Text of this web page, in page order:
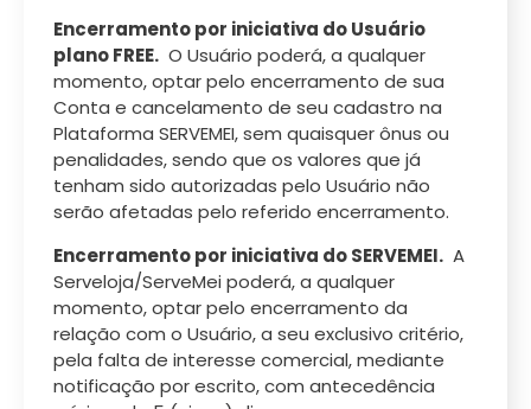
Encerramento por iniciativa do Usuário
plano FREE. O Usuário poderá, a qualquer
momento, optar pelo encerramento de sua
Conta e cancelamento de seu cadastro na
Plataforma SERVEMEI, sem quaisquer ônus ou
penalidades, sendo que os valores que já
tenham sido autorizadas pelo Usuário não
serão afetadas pelo referido encerramento.
Encerramento por iniciativa do SERVEMEI. A
Serveloja/ServeMei poderá, a qualquer
momento, optar pelo encerramento da
relação com o Usuário, a seu exclusivo critério,
pela falta de interesse comercial, mediante
notificação por escrito, com antecedência